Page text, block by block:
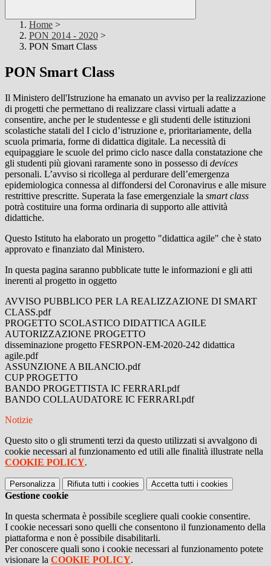
Home >
PON 2014 - 2020 >
PON Smart Class
PON Smart Class
Il Ministero dell'Istruzione ha emanato un avviso per la realizzazione
di progetti che permettano di realizzare classi virtuali adatte a
consentire, anche per le studentesse e gli studenti delle istituzioni
scolastiche statali del I ciclo d’istruzione e, prioritariamente, della
scuola primaria, forme di didattica digitale. La necessità di
equipaggiare le scuole del primo ciclo nasce dalla constatazione che
gli studenti più giovani raramente sono in possesso di devices
personali. L’avviso si ricollega al perdurare dell’emergenza
epidemiologica connessa al diffondersi del Coronavirus e alle misure
restrittive prescritte. Superata la fase emergenziale la smart class
potrà costituire una forma ordinaria di supporto alle attività
didattiche.
Questo Istituto ha elaborato un progetto "didattica agile" che è stato
approvato e finanziato dal Ministero.
In questa pagina saranno pubblicate tutte le informazioni e gli atti
inerenti al progetto in oggetto
AVVISO PUBBLICO PER LA REALIZZAZIONE DI SMART
CLASS.pdf
PROGETTO SCOLASTICO DIDATTICA AGILE
AUTORIZZAZIONE PROGETTO
disseminazione progetto FESRPON-EM-2020-242 didattica
agile.pdf
ASSUNZIONE A BILANCIO.pdf
CUP PROGETTO
BANDO PROGETTISTA IC FERRARI.pdf
BANDO COLLAUDATORE IC FERRARI.pdf
Notizie
Questo sito o gli strumenti terzi da questo utilizzati si avvalgono di
cookie necessari al funzionamento ed utili alle finalità illustrate nella
COOKIE POLICY.
Personalizza Rifiuta tutti i cookies Accetta tutti i cookies
Gestione cookie
In questa schermata è possibile scegliere quali cookie consentire.
I cookie necessari sono quelli che consentono il funzionamento della
piattaforma e non è possibile disabilitarli.
Per conoscere quali sono i cookie necessari al funzionamento potete
visionare la COOKIE POLICY.